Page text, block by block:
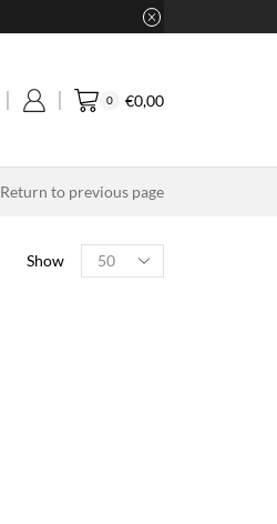
0 €0,00
Return to previous page
Show
Products
per